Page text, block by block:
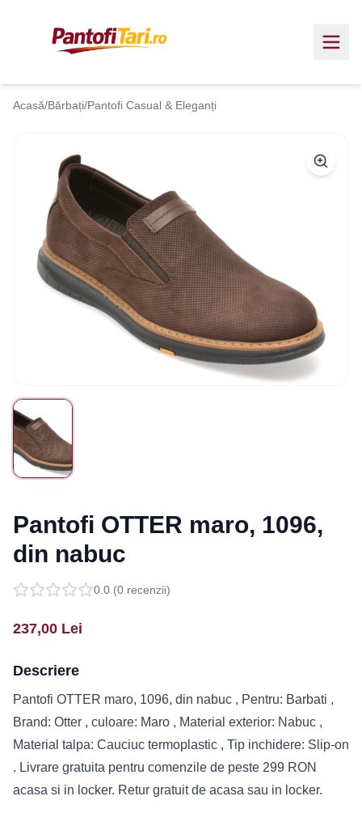
Acasă/Bărbați/Pantofi Casual & Eleganți
Pantofi OTTER maro, 1096,
din nabuc
0.0 (0 recenzii)
237,00 Lei
Descriere
Pantofi OTTER maro, 1096, din nabuc , Pentru: Barbati ,
Brand: Otter , culoare: Maro , Material exterior: Nabuc ,
Material talpa: Cauciuc termoplastic , Tip inchidere: Slip-on
. Livrare gratuita pentru comenzile de peste 299 RON
acasa si in locker. Retur gratuit de acasa sau in locker.